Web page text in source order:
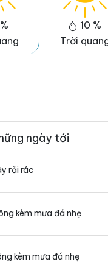
10 %
Trời
ngày tới
rải rác
kèm mưa đá nhẹ
kèm mưa đá nhẹ